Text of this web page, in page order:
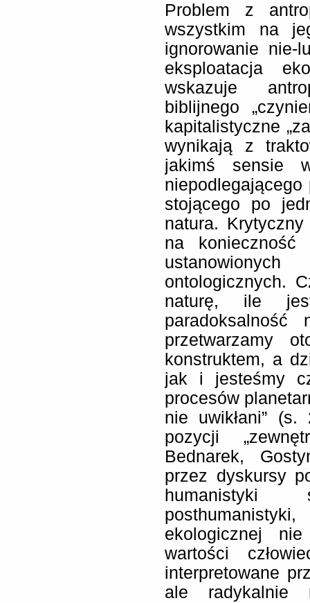
Problem z
wszystkim na
ignorowanie nie-
eksploatacja
wskazuje
biblijnego
kapitalistyczne
wynikają z
jakimś sensie
stojącego po
natura.
na konieczność
ontologicznych.
naturę, ile
paradoksalność
przetwarzamy
konstruktem, a
jak i jesteśmy
procesów
nie uwikłani” (s.
pozycji
Bednarek,
przez dyskursy
humanistyki
ekologicznej
wartości
interpretowane
ale radykalnie